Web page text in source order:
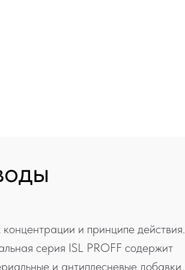
и принципе действия.
серия ISL PROFF содержит
и антиплесневые добавки,